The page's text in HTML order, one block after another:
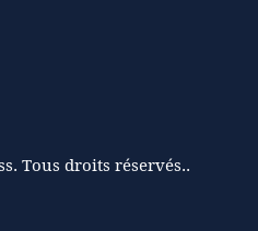
Tous droits réservés..